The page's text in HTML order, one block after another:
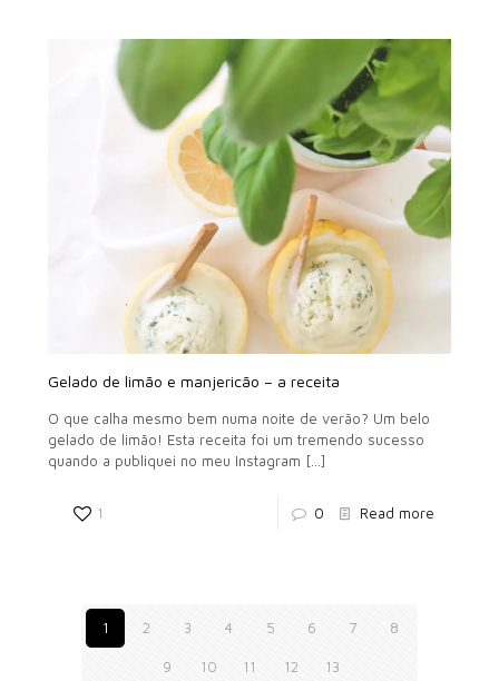
Gelado de limão e manjericão – a receita
O que calha mesmo bem numa noite de verão? Um belo
gelado de limão! Esta receita foi um tremendo sucesso
quando a publiquei no meu Instagram […]
1 0 Read more
1 2 3 4 5 6 7 8
9 10 11 12 13